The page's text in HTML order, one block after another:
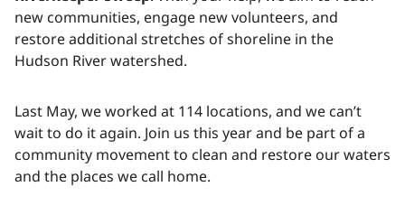
new communities, engage new volunteers, and
restore additional stretches of shoreline in the
Hudson River watershed.​​​​‌ ‍ ​‍​‍‌‍ ‌ ​‍‌‍‍‌‌‍‌ ‌‍‍‌‌‍ ‍​‍​‍​ ‍‍​‍​‍‌ ​ ‌‍​‌‌‍ ‍‌‍‍‌‌ ‌​‌ ‍‌​‍ ‍‌‍‍‌‌‍ ​‍​‍​‍ ​​‍​‍‌‍‍​‌ ​‍‌‍‌‌‌‍‌‍​‍​‍​ ‍‍​‍​‍‌‍‍​‌ ‌​‌ ‌​‌ ​​‌ ​ ​ ‍‍​‍ ​‍ ‌‍​ ‌‍ ‌‌ ​ ​‍ ‍‌‍ ‌‌‍​‌‌‍‍‌‌‍ ‍​‍ ‍​ ​‍​ ​​​ ​‍​ ‌​‌ ​‍‌‍‌‌‌‍‌​‌‍‌‌‌ ​ ‌‍‍‌‌‍‌ ‌‍ ‍​‍ ‍‌ ​‍‌‍‍‌‌ ‌‍‌‍‌‌‌ ​‍‌‍‍ ‌‍‌‌‌‍‌‌‌ ​​‌‍‌‌‌ ​‍​‍ ‍‌‍ ‌ ​‍‌‍‌ ​‍ ‌‍‍‌‌‍ ‍‌ ‌​‌‍‌‌‌‍ ‍‌ ‌​​‍ ‌‍‌‌‌‍‌​‌‍‍‌‌ ‌​​‍ ‌‍ ‌‌‍ ‌‍‌​‌‍‌‌​ ‌‌ ​​‌ ​‍‌‍‌‌‌ ​ ‌‍‌‌‌‍ ‍‌ ‌​‌‍​‌‌ ‌​‌‍‍‌‌‍ ‌‍ ‍​ ‍ ‌‍‍‌‌‍‌​​ ‌‌‍‌‍​ ‌ ​ ​‍​ ‌‍​ ​​​ ‍‌‌‍‌​​ ​‌​‍ ‌​ ‌​​ ‌‌​ ‌​​ ‍‌​‍ ‌​ ‌​​ ‍​​ ‌ ​ ​​​‍ ‌‌‍​‌​ ‌​‌‍‌‍​ ‍‌​‍ ‌​ ​ ​ ‌‌​ ​ ‌‍‌​​ ‌‌‌‍‌‌‌‍​‍​ ​‌​ ‌‌‌‍​ ‌‍‌​​ ‌‍​ ‍ ‌ ‌​‌ ‍‌‌ ​​‌‍‌‌​ ‌‌‍‌‌‌ ‌‍‌‍‌‌‌‍ ‍‌ ‌​​ ‍ ‌ ​​‌‍​‌‌ ‌​‌‍‍​​ ‌‌‍​ ‌‍ ‌‍ ‍‌ ‌​‌‍‌‌‌‍ ‍‌ ‌​​‍‌‌​ ‌‌‌​​‍‌‌ ‌‍‍ ‌‍‌‌‌ ‍‌​‍‌‌​ ​ ‌​‌​​‍‌‌​ ​ ‌​‌​​‍‌‌​ ​‍​ ​‍‌‍‌​‌‍‌‍​ ‌​‌‍‌​​ ‌ ‌‍‌‌​ ‌​‌‍‌‌​ ‌​​ ​​​ ‌​​ ​ ​‍‌‌​ ​‍​ ​‍​‍‌‌​ ‌‌‌​‌​​‍ ‍‌‍​ ‌‍‍​‌‍‍‌‌‍ ​‌‍‌​‌ ​‍‌‍‌‌‌‍ ‍​‍‌‌​ ‌‌‌​​‍‌‌ ‌‍‍ ‌‍‌‌‌ ‍‌​‍‌‌​ ​ ‌​‌​​‍‌‌​ ​ ‌​‌​​‍‌‌​ ​‍​ ​‍​ ​ ‌‍‌‌​ ‍‌​ ‌ ​ ‍​‌‍​ ‌‍‌​​ ​‌‌‍​ ‌‍​ ​ ‍​​ ‍​​ ​‍​‍‌‌​ ​‍​ ​‍​‍‌‌​ ‌‌‌​‌​​‍ ‍‌ ‌​‌‍‌‌‌ ‍​‌ ‌​​ ‌‍​‍‌‍​‌‌ ​ ‌‍‌‌‌‌‌‌‌ ​‍‌‍ ​​ ‌‌‍‍​‌ ‌​‌ ‌​‌ ​​‌ ​ ​‍‌‌​ ​ ‌​​‌​‍‌‌​ ​‍‌​‌‍​‍‌‌​ ​‍‌​‌‍‌‍​ ‌‍ ‌‌ ​ ​‍ ‍‌‍ ‌‌‍​‌‌‍‍‌‌‍ ‍​‍ ‍​ ​‍​ ​​​ ​‍​ ‌​‌ ​‍‌‍‌‌‌‍‌​‌‍‌‌‌ ​ ‌‍‍‌‌‍‌ ‌‍ ‍​‍ ‍‌ ​‍‌‍‍‌‌ ‌‍‌‍‌‌‌ ​‍‌‍‍ ‌‍‌‌‌‍‌‌‌ ​​‌‍‌‌‌ ​‍​‍ ‍‌‍ ‌ ​‍‌‍‌ ​‍‌‍‌‍‍‌‌‍‌​​ ‌‌‍‌‍​ ‌ ​ ​‍​ ‌‍​ ​​​ ‍‌‌‍‌​​ ​‌​‍ ‌​ ‌​​ ‌‌​ ‌​​ ‍‌​‍ ‌​ ‌​​ ‍​​ ‌ ​ ​​​‍ ‌‌‍​‌​ ‌​‌‍‌‍​ ‍‌​‍ ‌​ ​ ​ ‌‌​ ​ ‌‍‌​​ ‌‌‌‍‌‌‌‍​‍​ ​‌​ ‌‌‌‍​ ‌‍‌​​ ‌‍​‍‌‍‌ ‌​‌ ‍‌‌ ​​‌‍‌‌​ ‌‌‍‌‌‌ ‌‍‌‍‌‌‌‍ ‍‌ ‌​​‍‌‍‌ ​​‌‍​‌‌ ‌​‌‍‍​​ ‌‌‍​ ‌‍ ‌‍ ‍‌ ‌​‌‍‌‌‌‍ ‍‌ ‌​​‍‌‌​ ‌‌‌​​‍‌‌ ‌‍‍ ‌‍‌‌‌ ‍‌​‍‌‌​ ​ ‌​‌​​‍‌‌​ ​ ‌​‌​​‍‌‌​ ​‍​ ​‍‌‍‌​‌‍‌‍​ ‌​‌‍‌​​ ‌ ‌‍‌‌​ ‌​‌‍‌‌​ ‌​​ ​​​ ‌​​ ​ ​‍‌‌​ ​‍​ ​‍​‍‌‌​ ‌‌‌​‌​​‍ ‍‌‍​ ‌‍‍​‌‍‍‌‌‍ ​‌‍‌​‌ ​‍‌‍‌‌‌‍ ‍​‍‌‌​ ‌‌‌​​‍‌‌ ‌‍‍ ‌‍‌‌‌ ‍‌​‍‌‌​ ​ ‌​‌​​‍‌‌​ ​ ‌​‌​​‍‌‌​ ​‍​ ​‍​ ​ ‌‍‌‌​ ‍‌​ ‌ ​ ‍​‌‍​ ‌‍‌​​ ​‌‌‍​ ‌‍​ ​ ‍​​ ‍​​ ​‍​‍‌‌​ ​‍​ ​‍​‍‌‌​ ‌‌‌​‌​​‍ ‍‌ ‌​‌‍‌‌‌ ‍​‌ ‌​​‍‌‍‌ ​​‌‍‌‌‌ ​‍‌ ​ ‌ ​​‌‍‌‌‌‍​ ‌ ‌​‌‍‍‌‌ ‌‍‌‍‌‌​ ‌‌ ​​‌ ‌‌‌‍​‍‌‍ ​‌‍‍‌‌ ​ ‌‍‍​‌‍‌‌‌‍‌​​‍​‍‌ ‌
Last May, we worked at 114 locations, and we can’t
wait to do it again. Join us this year and be part of a
community movement to clean and restore our waters
and the places we call home.​​​​‌ ‍ ​‍​‍‌‍ ‌ ​‍‌‍‍‌‌‍‌ ‌‍‍‌‌‍ ‍​‍​‍​ ‍‍​‍​‍‌ ​ ‌‍​‌‌‍ ‍‌‍‍‌‌ ‌​‌ ‍‌​‍ ‍‌‍‍‌‌‍ ​‍​‍​‍ ​​‍​‍‌‍‍​‌ ​‍‌‍‌‌‌‍‌‍​‍​‍​ ‍‍​‍​‍‌‍‍​‌ ‌​‌ ‌​‌ ​​‌ ​ ​ ‍‍​‍ ​‍ ‌‍​ ‌‍ ‌‌ ​ ​‍ ‍‌‍ ‌‌‍​‌‌‍‍‌‌‍ ‍​‍ ‍​ ​‍​ ​​​ ​‍​ ‌​‌ ​‍‌‍‌‌‌‍‌​‌‍‌‌‌ ​ ‌‍‍‌‌‍‌ ‌‍ ‍​‍ ‍‌ ​‍‌‍‍‌‌ ‌‍‌‍‌‌‌ ​‍‌‍‍ ‌‍‌‌‌‍‌‌‌ ​​‌‍‌‌‌ ​‍​‍ ‍‌‍ ‌ ​‍‌‍‌ ​‍ ‌‍‍‌‌‍ ‍‌ ‌​‌‍‌‌‌‍ ‍‌ ‌​​‍ ‌‍‌‌‌‍‌​‌‍‍‌‌ ‌​​‍ ‌‍ ‌‌‍ ‌‍‌​‌‍‌‌​ ‌‌ ​​‌ ​‍‌‍‌‌‌ ​ ‌‍‌‌‌‍ ‍‌ ‌​‌‍​‌‌ ‌​‌‍‍‌‌‍ ‌‍ ‍​ ‍ ‌‍‍‌‌‍‌​​ ‌‌‍‌‍​ ‌ ​ ​‍​ ‌‍​ ​​​ ‍‌‌‍‌​​ ​‌​‍ ‌​ ‌​​ ‌‌​ ‌​​ ‍‌​‍ ‌​ ‌​​ ‍​​ ‌ ​ ​​​‍ ‌‌‍​‌​ ‌​‌‍‌‍​ ‍‌​‍ ‌​ ​ ​ ‌‌​ ​ ‌‍‌​​ ‌‌‌‍‌‌‌‍​‍​ ​‌​ ‌‌‌‍​ ‌‍‌​​ ‌‍​ ‍ ‌ ‌​‌ ‍‌‌ ​​‌‍‌‌​ ‌‌‍‌‌‌ ‌‍‌‍‌‌‌‍ ‍‌ ‌​​ ‍ ‌ ​​‌‍​‌‌ ‌​‌‍‍​​ ‌‌‍​ ‌‍ ‌‍ ‍‌ ‌​‌‍‌‌‌‍ ‍‌ ‌​​‍‌‌​ ‌‌‌​​‍‌‌ ‌‍‍ ‌‍‌‌‌ ‍‌​‍‌‌​ ​ ‌​‌​​‍‌‌​ ​ ‌​‌​​‍‌‌​ ​‍​ ​‍​ ‌​​ ‌ ‌‍​ ‌‍​‍‌‍‌​‌‍‌‌​ ​‍​ ‌‌​ ‍‌​ ​​‌‍‌‌​ ​ ​‍‌‌​ ​‍​ ​‍​‍‌‌​ ‌‌‌​‌​​‍ ‍‌‍​ ‌‍‍​‌‍‍‌‌‍ ​‌‍‌​‌ ​‍‌‍‌‌‌‍ ‍​‍‌‌​ ‌‌‌​​‍‌‌ ‌‍‍ ‌‍‌‌‌ ‍‌​‍‌‌​ ​ ‌​‌​​‍‌‌​ ​ ‌​‌​​‍‌‌​ ​‍​ ​‍‌‍‌‍​ ‌ ​ ‌ ‌‍‌‌​ ​‍‌‍‌​‌‍‌​‌‍‌‍‌‍​‍‌‍​‍​ ‌​‌‍‌‌​ ​​​‍‌‌​ ​‍​ ​‍​‍‌‌​ ‌‌‌​‌​​‍ ‍‌ ‌​‌‍‌‌‌ ‍​‌ ‌​​ ‌‍​‍‌‍​‌‌ ​ ‌‍‌‌‌‌‌‌‌ ​‍‌‍ ​​ ‌‌‍‍​‌ ‌​‌ ‌​‌ ​​‌ ​ ​‍‌‌​ ​ ‌​​‌​‍‌‌​ ​‍‌​‌‍​‍‌‌​ ​‍‌​‌‍‌‍​ ‌‍ ‌‌ ​ ​‍ ‍‌‍ ‌‌‍​‌‌‍‍‌‌‍ ‍​‍ ‍​ ​‍​ ​​​ ​‍​ ‌​‌ ​‍‌‍‌‌‌‍‌​‌‍‌‌‌ ​ ‌‍‍‌‌‍‌ ‌‍ ‍​‍ ‍‌ ​‍‌‍‍‌‌ ‌‍‌‍‌‌‌ ​‍‌‍‍ ‌‍‌‌‌‍‌‌‌ ​​‌‍‌‌‌ ​‍​‍ ‍‌‍ ‌ ​‍‌‍‌ ​‍‌‍‌‍‍‌‌‍‌​​ ‌‌‍‌‍​ ‌ ​ ​‍​ ‌‍​ ​​​ ‍‌‌‍‌​​ ​‌​‍ ‌​ ‌​​ ‌‌​ ‌​​ ‍‌​‍ ‌​ ‌​​ ‍​​ ‌ ​ ​​​‍ ‌‌‍​‌​ ‌​‌‍‌‍​ ‍‌​‍ ‌​ ​ ​ ‌‌​ ​ ‌‍‌​​ ‌‌‌‍‌‌‌‍​‍​ ​‌​ ‌‌‌‍​ ‌‍‌​​ ‌‍​‍‌‍‌ ‌​‌ ‍‌‌ ​​‌‍‌‌​ ‌‌‍‌‌‌ ‌‍‌‍‌‌‌‍ ‍‌ ‌​​‍‌‍‌ ​​‌‍​‌‌ ‌​‌‍‍​​ ‌‌‍​ ‌‍ ‌‍ ‍‌ ‌​‌‍‌‌‌‍ ‍‌ ‌​​‍‌‌​ ‌‌‌​​‍‌‌ ‌‍‍ ‌‍‌‌‌ ‍‌​‍‌‌​ ​ ‌​‌​​‍‌‌​ ​ ‌​‌​​‍‌‌​ ​‍​ ​‍​ ‌​​ ‌ ‌‍​ ‌‍​‍‌‍‌​‌‍‌‌​ ​‍​ ‌‌​ ‍‌​ ​​‌‍‌‌​ ​ ​‍‌‌​ ​‍​ ​‍​‍‌‌​ ‌‌‌​‌​​‍ ‍‌‍​ ‌‍‍​‌‍‍‌‌‍ ​‌‍‌​‌ ​‍‌‍‌‌‌‍ ‍​‍‌‌​ ‌‌‌​​‍‌‌ ‌‍‍ ‌‍‌‌‌ ‍‌​‍‌‌​ ​ ‌​‌​​‍‌‌​ ​ ‌​‌​​‍‌‌​ ​‍​ ​‍‌‍‌‍​ ‌ ​ ‌ ‌‍‌‌​ ​‍‌‍‌​‌‍‌​‌‍‌‍‌‍​‍‌‍​‍​ ‌​‌‍‌‌​ ​​​‍‌‌​ ​‍​ ​‍​‍‌‌​ ‌‌‌​‌​​‍ ‍‌ ‌​‌‍‌‌‌ ‍​‌ ‌​​‍‌‍‌ ​​‌‍‌‌‌ ​‍‌ ​ ‌ ​​‌‍‌‌‌‍​ ‌ ‌​‌‍‍‌‌ ‌‍‌‍‌‌​ ‌‌ ​​‌ ‌‌‌‍​‍‌‍ ​‌‍‍‌‌ ​ ‌‍‍​‌‍‌‌‌‍‌​​‍​‍‌ ‌